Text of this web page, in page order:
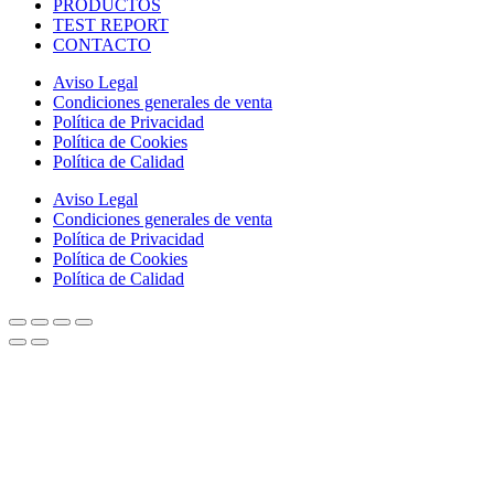
PRODUCTOS
TEST REPORT
CONTACTO
Aviso Legal
Condiciones generales de venta
Política de Privacidad
Política de Cookies
Política de Calidad
Aviso Legal
Condiciones generales de venta
Política de Privacidad
Política de Cookies
Política de Calidad